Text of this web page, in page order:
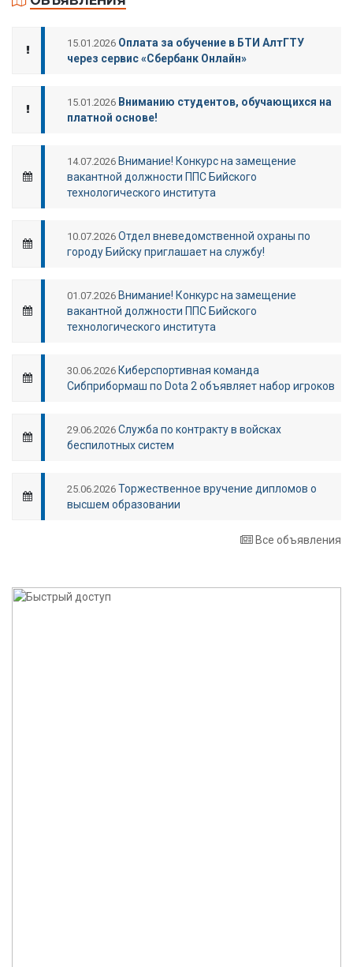
15.01.2026 Оплата за обучение в БТИ АлтГТУ
через сервис «Сбербанк Онлайн»
15.01.2026 Вниманию студентов, обучающихся на
платной основе!
14.07.2026 Внимание! Конкурс на замещение
вакантной должности ППС Бийского
технологического института
10.07.2026 Отдел вневедомственной охраны по
городу Бийску приглашает на службу!
01.07.2026 Внимание! Конкурс на замещение
вакантной должности ППС Бийского
технологического института
30.06.2026 Киберспортивная команда
Сибприбормаш по Dota 2 объявляет набор игроков
29.06.2026 Служба по контракту в войсках
беспилотных систем
25.06.2026 Торжественное вручение дипломов о
высшем образовании
Все объявления